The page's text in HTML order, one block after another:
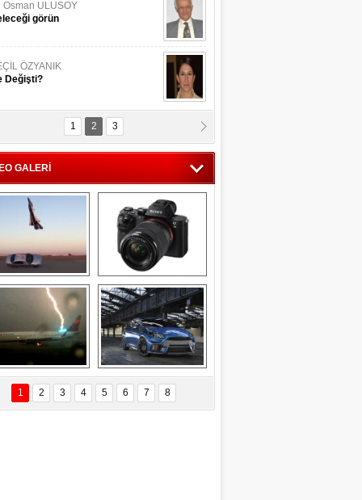
Osman ULUSOY
görün
ÖZYANIK
Değişti?
KÖYATASI
Vatan !
1 2 3
GALERİ
Savaş uçağı
pilotundan
muhteşem gösteri
Sony Alpha 7R II ön
inceleme
Delta uçağına
yıldırım çarptı
Ford Focus RS
(2015)
1 2 3 4 5 6 7 8